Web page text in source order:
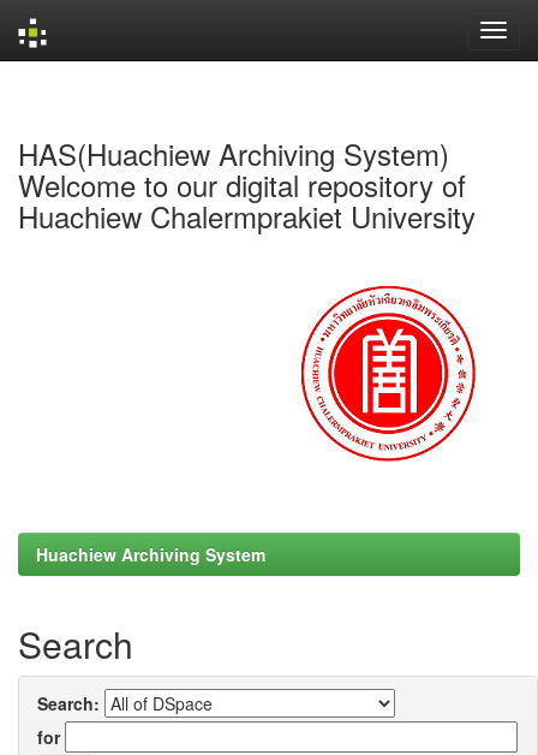
HAS(Huachiew Archiving System)
Welcome to our digital repository of
Huachiew Chalermprakiet University
Huachiew Archiving System
Search
Search:
for